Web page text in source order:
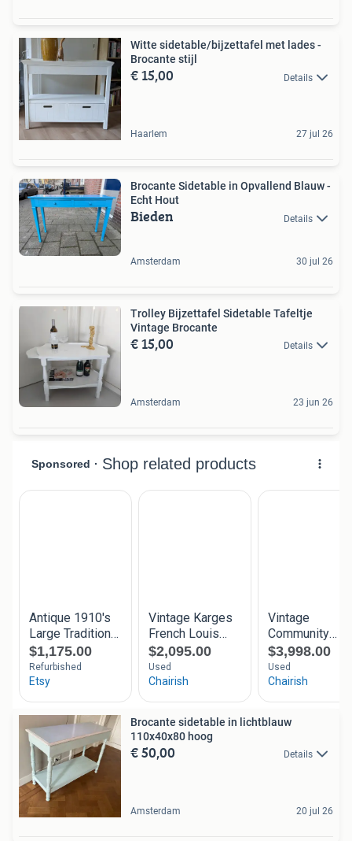
Witte sidetable/bijzettafel met lades -
Brocante stijl
€ 15,00 Details
Haarlem 27 jul 26
Brocante Sidetable in Opvallend Blauw -
Echt Hout
Bieden Details
Amsterdam 30 jul 26
Trolley Bijzettafel Sidetable Tafeltje
Vintage Brocante
€ 15,00 Details
Amsterdam 23 jun 26
Brocante sidetable in lichtblauw
110x40x80 hoog
€ 50,00 Details
Amsterdam 20 jul 26